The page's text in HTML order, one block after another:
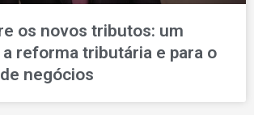
os novos tributos: um
reforma tributária e para o
negócios